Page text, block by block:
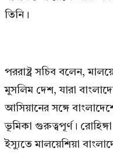
তিনি।
পররাষ্ট্র সচিব বলেন,
মুসলিম দেশ, যারা
আসিয়ানের সঙ্গে
ভূমিকা গুরুত্বপূর্ণ।
ইস্যুতে মালয়েশিয়া